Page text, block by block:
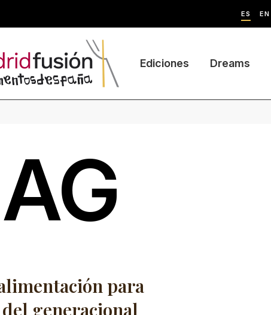
ES EN
Ediciones Dreams
para
generacional